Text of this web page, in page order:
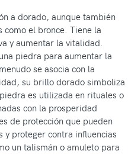
a dorado, aunque también
como el bronce. Tiene la
y aumentar la vitalidad.
piedra para aumentar la
se asocia con la
su brillo dorado simboliza
es utilizada en rituales o
con la prosperidad
de protección que pueden
y proteger contra influencias
un talismán o amuleto para